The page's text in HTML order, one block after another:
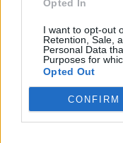
Opted In
I want to opt-out
Retention, Sale,
Personal Data
Purposes for
Opted Out
CONFIRM
VIRGILIO MACHADO